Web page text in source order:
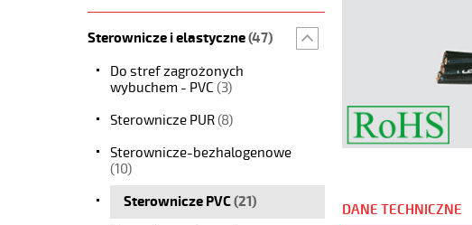
Sterownicze i elastyczne(47)
Do stref zagrożonych
wybuchem - PVC (3)
Sterownicze PUR(8)
Sterownicze-bezhalogenowe
(10)
Sterownicze PVC(21)
DANE TECHNICZNE